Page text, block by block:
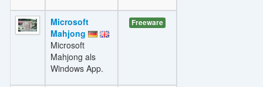
Microsoft
Mahjong
Microsoft
Mahjong als
Windows App.
Freeware